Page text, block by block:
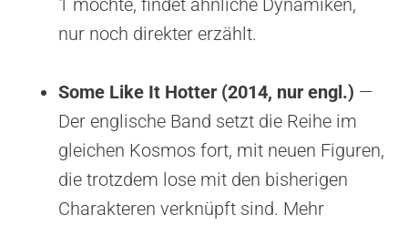
nur noch direkter erzählt.
Some Like It Hotter (2014, nur engl.) —
Der englische Band setzt die Reihe im
gleichen Kosmos fort, mit neuen Figuren,
die trotzdem lose mit den bisherigen
Charakteren verknüpft sind. Mehr